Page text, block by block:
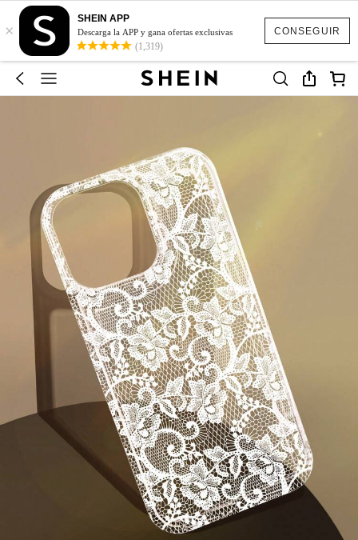
CONSEGUIR
×
SHEIN APP
Descarga la APP y gana ofertas exclusivas
(1,319)